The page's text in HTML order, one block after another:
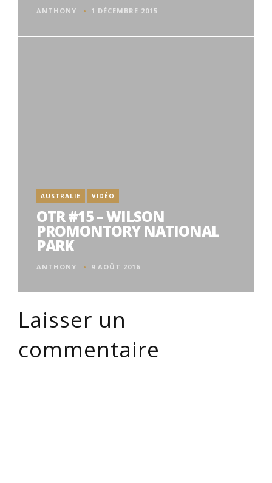
ANTHONY 1 DÉCEMBRE 2015
AUSTRALIE VIDÉO
OTR #15 – WILSON
PROMONTORY NATIONAL
PARK
ANTHONY 9 AOÛT 2016
Laisser un
commentaire